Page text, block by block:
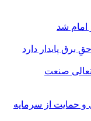
دارد
سرمایه